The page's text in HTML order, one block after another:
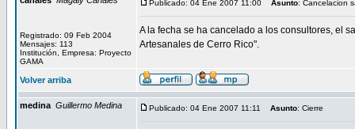
Registrado: 09 Feb 2004
Mensajes: 113
Institución, Empresa: Proyecto
GAMA
Publicado: 04 Ene 2007 11:00 Asunto: Cancelacion
A la fecha se ha cancelado a los consultores, el
Artesanales de Cerro Rico".
Volver arriba
medina Guillermo Medina Publicado: 04 Ene 2007 11:11 Asunto: Cierre